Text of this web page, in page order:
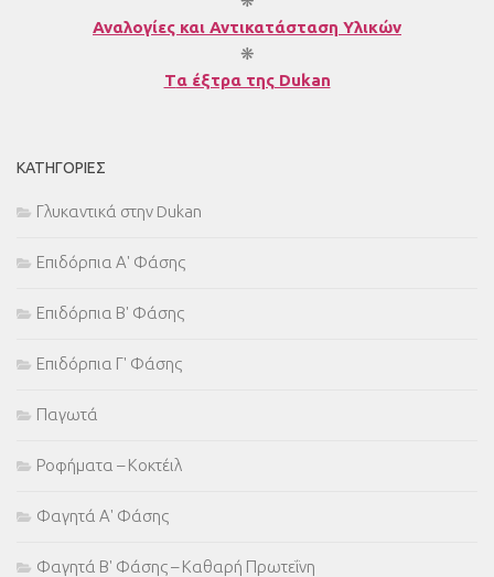
Αναλογίες και Αντικατάσταση Υλικών
❋
Tα έξτρα της Dukan
ΚΑΤΗΓΟΡΊΕΣ
Γλυκαντικά στην Dukan
Επιδόρπια Α' Φάσης
Επιδόρπια Β' Φάσης
Επιδόρπια Γ' Φάσης
Παγωτά
Ροφήματα – Κοκτέιλ
Φαγητά Α' Φάσης
Φαγητά Β' Φάσης – Καθαρή Πρωτεΐνη